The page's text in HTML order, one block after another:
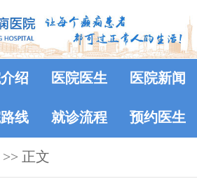
绍 医院医生 医院新闻
线 就诊流程 预约医生
>> 正文